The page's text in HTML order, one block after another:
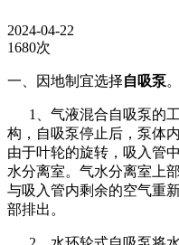
2024-04-22
1680次
一、因地制宜选择自吸泵
1、气液混合自吸泵的
构，自吸泵停止后，泵体
由于叶轮的旋转，吸入管
水分离室。气水分离室上
与吸入管内剩余的空气重
部排出。